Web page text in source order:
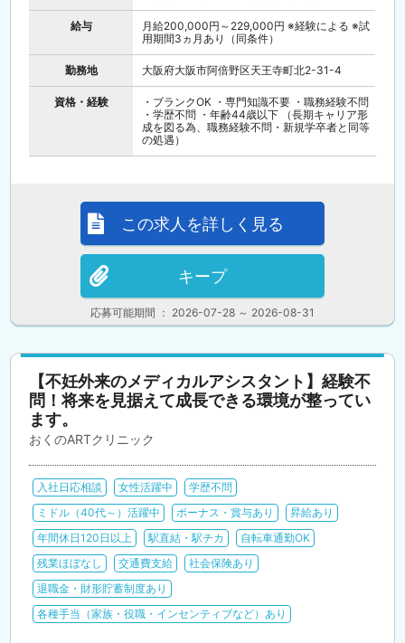
給与
月給200,000円～229,000円 ※経験による ※試
用期間3ヵ月あり（同条件）
勤務地 大阪府大阪市阿倍野区天王寺町北2-31-4
資格・経験
・ブランクOK ・専門知識不要 ・職務経験不問
・学歴不問 ・年齢44歳以下 （長期キャリア形
成を図る為、職務経験不問・新規学卒者と同等
の処遇）
応募可能期間 ： 2026-07-28 ～ 2026-08-31
この求人を詳しく見る
キープ
【不妊外来のメディカルアシスタント】経験不
問！将来を見据えて成長できる環境が整ってい
ます。
おくのARTクリニック
入社日応相談 女性活躍中
学歴不問
ミドル（40代～）活躍中
ボーナス・賞与あり
昇給あり
年間休日120日以上
駅直結・駅チカ
自転車通勤OK
残業ほぼなし
交通費支給
社会保険あり
退職金・財形貯蓄制度あり
各種手当（家族・役職・インセンティブなど）あり